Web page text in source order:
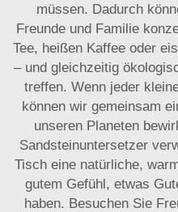
müssen. Dadurch
Freunde und Familie
Tee, heißen Kaffee oder
– und gleichzeitig
treffen. Wenn jeder
können wir gemeinsam
unseren Planeten
Sandsteinuntersetzer
Tisch eine natürliche,
gutem Gefühl, etwas
haben. Besuchen Sie